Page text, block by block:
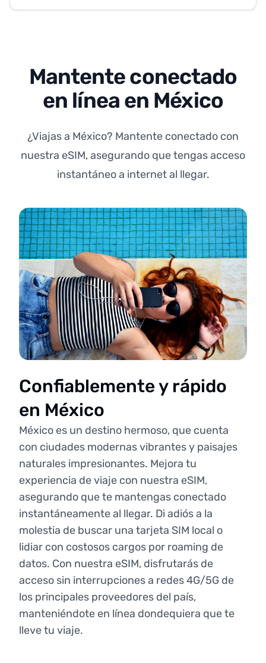
Mantente conectado
en línea en México
¿Viajas a México? Mantente conectado con
nuestra eSIM, asegurando que tengas acceso
instantáneo a internet al llegar.
Confiablemente y rápido
en México
México es un destino hermoso, que cuenta
con ciudades modernas vibrantes y paisajes
naturales impresionantes. Mejora tu
experiencia de viaje con nuestra eSIM,
asegurando que te mantengas conectado
instantáneamente al llegar. Di adiós a la
molestia de buscar una tarjeta SIM local o
lidiar con costosos cargos por roaming de
datos. Con nuestra eSIM, disfrutarás de
acceso sin interrupciones a redes 4G/5G de
los principales proveedores del país,
manteniéndote en línea dondequiera que te
lleve tu viaje.